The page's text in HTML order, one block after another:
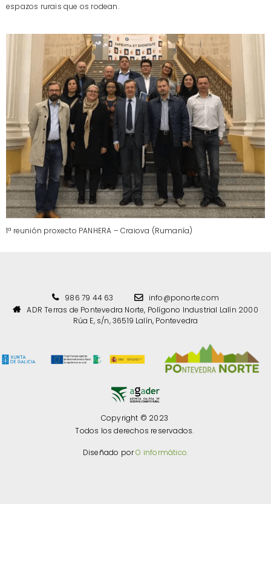
espazos rurais que os rodean.
1ª reunión proxecto PANHERA – Craiova (Rumanía)
986 79 44 63
info@ponorte.com
ADR Terras de Pontevedra Norte, Polígono Industrial Lalín 2000
Rúa E, s/n, 36519 Lalín, Pontevedra
Copyright © 2023
Todos los derechos reservados.
Diseñado porO informático.